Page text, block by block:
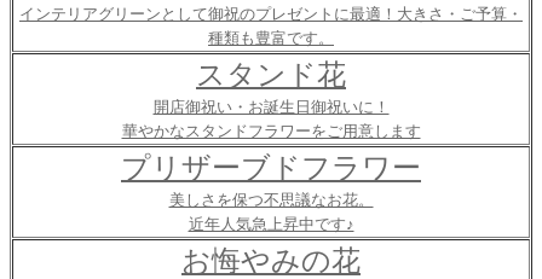
インテリアグリーンとして御祝のプレゼントに最適！大きさ・ご予算・
種類も豊富です。
スタンド花
開店御祝い・お誕生日御祝いに！
華やかなスタンドフラワーをご用意します
プリザーブドフラワー
美しさを保つ不思議なお花。
近年人気急上昇中です♪
お悔やみの花